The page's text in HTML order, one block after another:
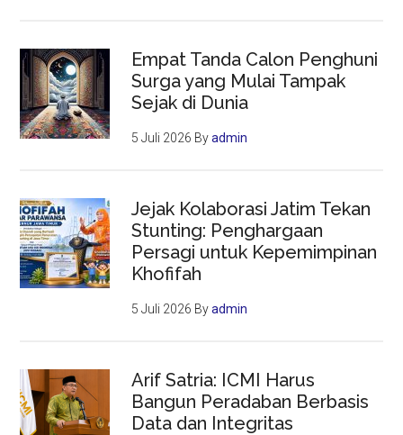
Empat Tanda Calon Penghuni
Surga yang Mulai Tampak
Sejak di Dunia
5 Juli 2026 Byadmin
Jejak Kolaborasi Jatim Tekan
Stunting: Penghargaan
Persagi untuk Kepemimpinan
Khofifah
5 Juli 2026 Byadmin
Arif Satria: ICMI Harus
Bangun Peradaban Berbasis
Data dan Integritas